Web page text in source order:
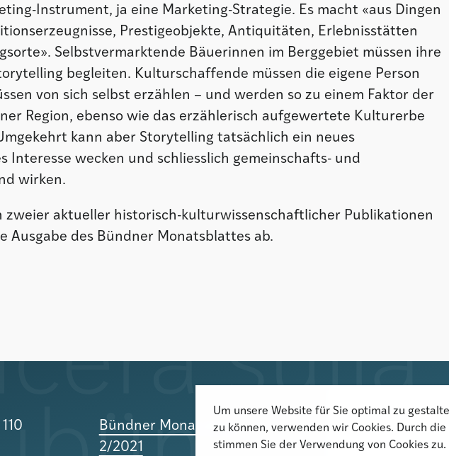
Instrument, ja eine Marketing-Strategie. Es macht «aus Dingen
Prestigeobjekte, Antiquitäten, Erlebnisstätten
Selbstvermarktende Bäuerinnen im Berggebiet müssen ihre
begleiten. Kulturschaffende müssen die eigene Person
von sich selbst erzählen – und werden so zu einem Faktor der
Region, ebenso wie das erzählerisch aufgewertete Kulturerbe
kann aber Storytelling tatsächlich ein neues
Interesse wecken und schliesslich gemeinschafts- und
wirken.
zweier aktueller historisch-kulturwissenschaftlicher Publikationen
Ausgabe des Bündner Monatsblattes ab.
Bündner Monatsblatt
2/2021
Der Newsletter
aktuelle
Um unsere Website für Sie optimal zu
zu können, verwenden wir Cookies. Durch
stimmen Sie der Verwendung von Cookies zu.